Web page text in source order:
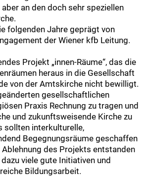
an den doch sehr speziellen
folgenden Jahre geprägt von
der Wiener kfb Leitung.
Projekt „innen-Räume“, das die
heraus in die Gesellschaft
von der Amtskirche nicht bewilligt.
gesellschaftlichen
Praxis Rechnung zu tragen und
und zukunftsweisende Kirche zu
sollten interkulturelle,
Begegnungsräume geschaffen
des Projekts entstanden
viele gute Initiativen und
Bildungsarbeit.